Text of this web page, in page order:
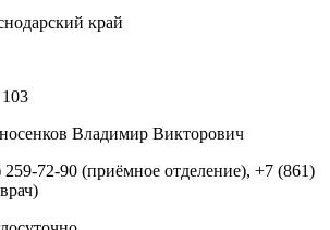
край
Владимир Викторович
259-72-90 (приёмное отделение), +7 (861)